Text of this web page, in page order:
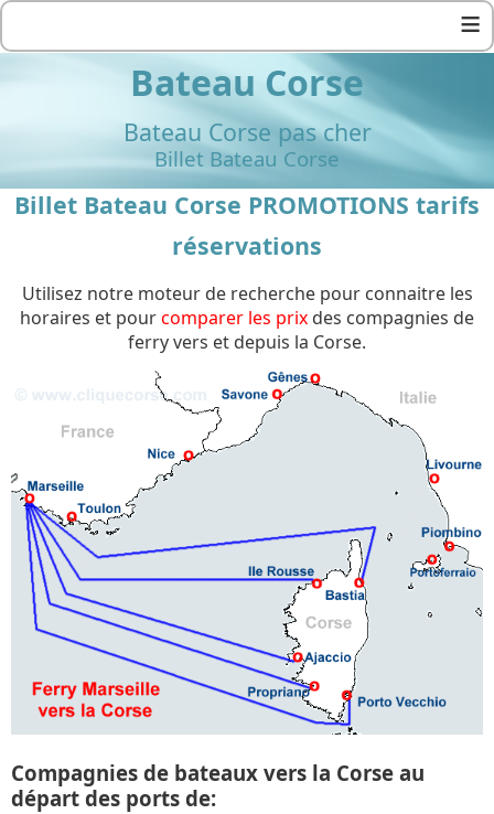
≡
Bateau Corse
Bateau Corse pas cher
Billet Bateau Corse
Billet Bateau Corse PROMOTIONS tarifs
réservations
Utilisez notre moteur de recherche pour connaitre les
horaires et pourcomparer les prix des compagnies de
ferry vers et depuis la Corse.
Compagnies de bateaux vers la Corse au
départ des ports de: